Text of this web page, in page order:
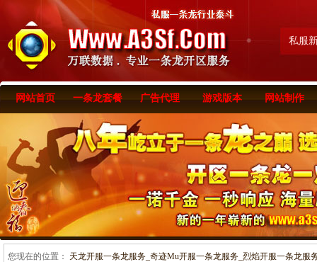
私服
网站首页 一条龙套餐 广告代理 游戏版本 网站制作
您现在的位置： 天龙开服一条龙服务_奇迹Mu开服一条龙服务_烈焰开服一条龙服